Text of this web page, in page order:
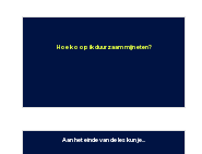
Hoe koop ik duurzaam mijn eten?
Aan het einde van de les kun je...